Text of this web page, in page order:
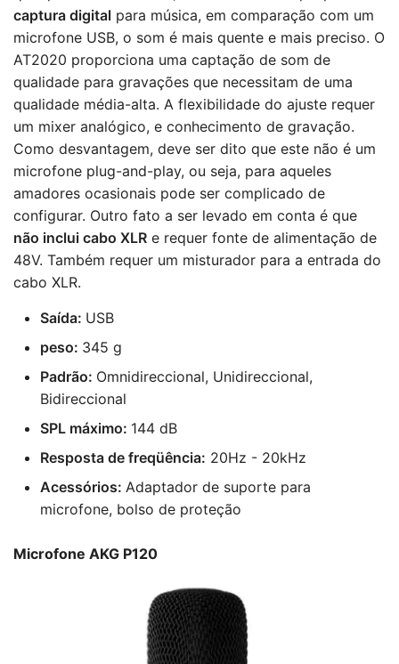
captura digital para música, em comparação com um
microfone USB, o som é mais quente e mais preciso. O
AT2020 proporciona uma captação de som de
qualidade para gravações que necessitam de uma
qualidade média-alta. A flexibilidade do ajuste requer
um mixer analógico, e conhecimento de gravação.
Como desvantagem, deve ser dito que este não é um
microfone plug-and-play, ou seja, para aqueles
amadores ocasionais pode ser complicado de
configurar. Outro fato a ser levado em conta é que
não inclui cabo XLR e requer fonte de alimentação de
48V. Também requer um misturador para a entrada do
cabo XLR.
Saída: USB
peso: 345 g
Padrão: Omnidireccional, Unidireccional,
Bidireccional
SPL máximo: 144 dB
Resposta de freqüência: 20Hz - 20kHz
Acessórios: Adaptador de suporte para
microfone, bolso de proteção
Microfone AKG P120